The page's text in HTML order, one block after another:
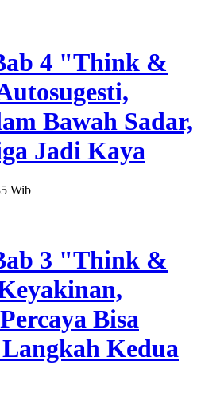
4 "Think &
Bawah Sadar,
Jadi Kaya
Wib
3 "Think &
Bisa
Kedua